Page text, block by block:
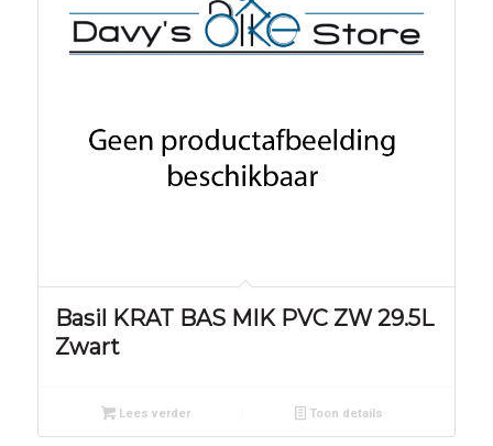
Basil KRAT BAS MIK PVC ZW 29.5L
Zwart
Lees verder Toon details